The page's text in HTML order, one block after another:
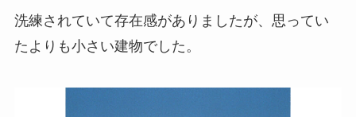
洗練されていて存在感がありましたが、思ってい
たよりも小さい建物でした。